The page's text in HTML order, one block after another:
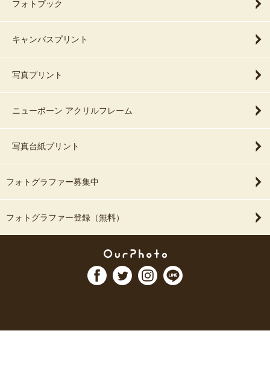
フォトブック
キャンバスプリント
写真プリント
ニューボーン アクリルフレーム
写真台紙プリント
フォトグラファー募集中
フォトグラファー登録（無料）